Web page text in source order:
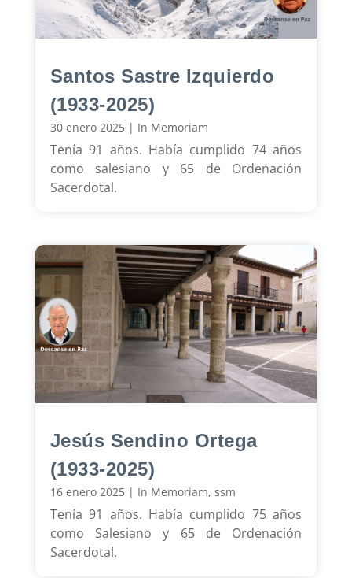
Santos Sastre Izquierdo
(1933-2025)
30 enero 2025| In Memoriam
Tenía 91 años. Había cumplido 74 años
como salesiano y 65 de Ordenación
Sacerdotal.
Jesús Sendino Ortega
(1933-2025)
16 enero 2025| In Memoriam, ssm
Tenía 91 años. Había cumplido 75 años
como Salesiano y 65 de Ordenación
Sacerdotal.